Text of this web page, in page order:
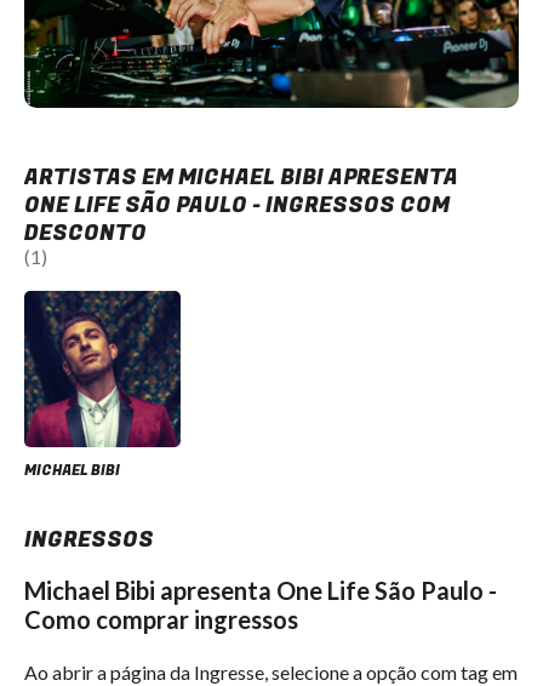
ARTISTAS EM MICHAEL BIBI APRESENTA
ONE LIFE SÃO PAULO - INGRESSOS COM
DESCONTO
(1)
MICHAEL BIBI
INGRESSOS
Michael Bibi apresenta One Life São Paulo -
Como comprar ingressos
Ao abrir a página da Ingresse, selecione a opção com tag em